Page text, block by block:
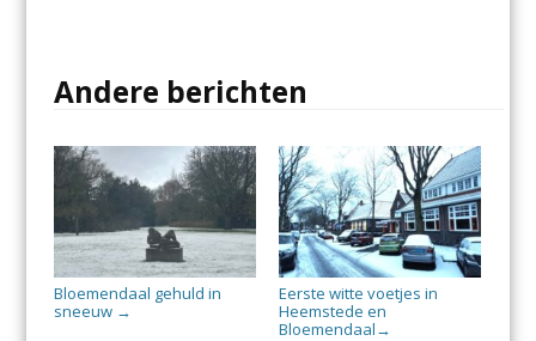
Andere berichten
Bloemendaal gehuld in
sneeuw →
Eerste witte voetjes in
Heemstede en
Bloemendaal →